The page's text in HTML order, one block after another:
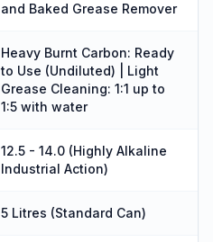
and Baked Grease Remover
Heavy Burnt Carbon: Ready
to Use (Undiluted) | Light
Grease Cleaning: 1:1 up to
1:5 with water
12.5 - 14.0 (Highly Alkaline
Industrial Action)
5 Litres (Standard Can)